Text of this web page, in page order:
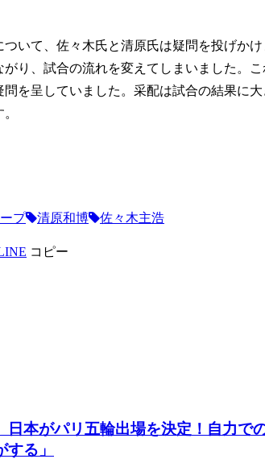
いて、佐々木氏と清原氏は疑問を投げか
り、試合の流れを変えてしまいました。
を呈していました。采配は試合の結果に
プ 清原和博
佐々木主浩
コピー
日本がパリ五輪出場を決定！自力で
る」